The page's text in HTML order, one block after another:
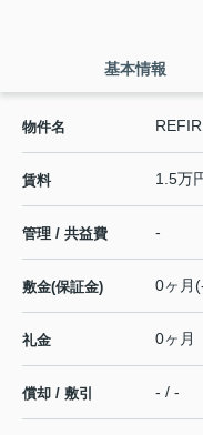
基本情報
物件名
賃料 1.5万
管理 / 共益費 -
敷金(保証金) 0ヶ月
礼金 0ヶ月
償却 / 敷引 - / -